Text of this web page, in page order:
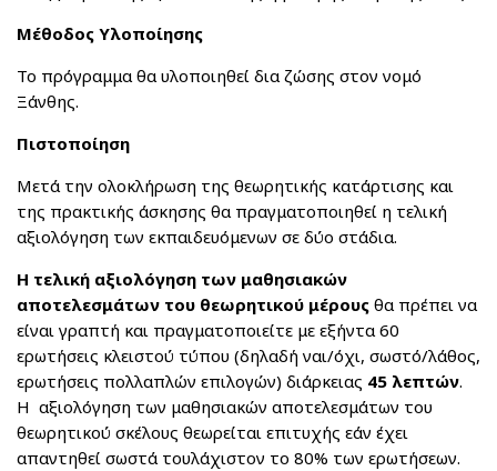
Μέθοδος Υλοποίησης
Το πρόγραμμα θα υλοποιηθεί δια ζώσης στον νομό
Ξάνθης.
Πιστοποίηση
Μετά την ολοκλήρωση της θεωρητικής κατάρτισης και
της πρακτικής άσκησης θα πραγματοποιηθεί η τελική
αξιολόγηση των εκπαιδευόμενων σε δύο στάδια.
Η τελική αξιολόγηση των μαθησιακών
αποτελεσμάτων του θεωρητικού μέρους θα πρέπει να
είναι γραπτή και πραγματοποιείτε με εξήντα 60
ερωτήσεις κλειστού τύπου (δηλαδή ναι/όχι, σωστό/λάθος,
ερωτήσεις πολλαπλών επιλογών) διάρκειας 45 λεπτών.
Η αξιολόγηση των μαθησιακών αποτελεσμάτων του
θεωρητικού σκέλους θεωρείται επιτυχής εάν έχει
απαντηθεί σωστά τουλάχιστον το 80% των ερωτήσεων.